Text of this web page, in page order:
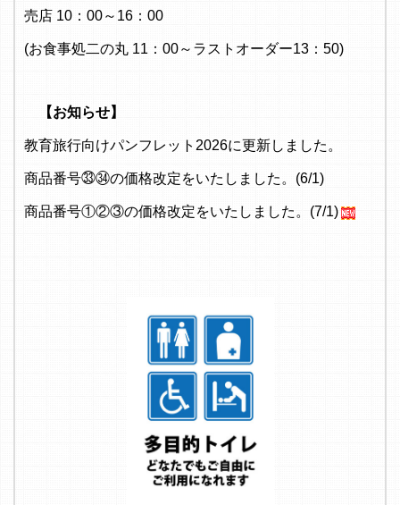
売店 10：00～16：00
(お食事処二の丸 11：00～ラストオーダー13：50)
【お知らせ】
教育旅行向けパンフレット2026に更新しました。
商品番号㉝㉞の価格改定をいたしました。(6/1)
商品番号①②③の価格改定をいたしました。(7/1)